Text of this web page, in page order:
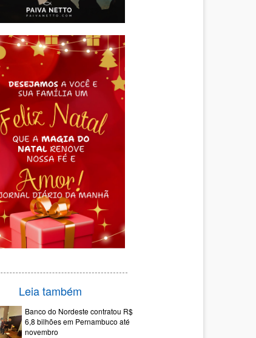
Leia também
Banco do Nordeste contratou R$
6,8 bilhões em Pernambuco até
novembro